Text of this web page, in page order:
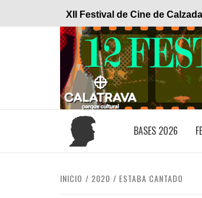
XII Festival de Cine de
BASES 2026
INICIO 2020 ESTABA CANTADO